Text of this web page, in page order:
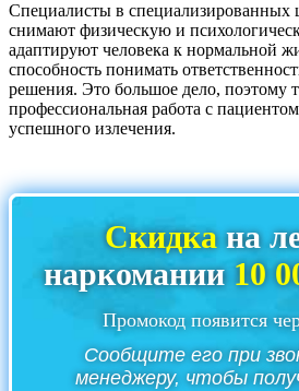
Специалисты в специализированных
снимают физическую и
адаптируют человека к нормальной
способность понимать
решения. Это большое дело, поэтому
профессиональная работа с
успешного излечения.
Скидкана
наркомании 10
Промокод появится
Сообщите его при
менеджеру, чтобы